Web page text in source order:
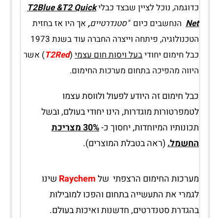
כדוגמה, נוכל לציין שבצד כבליT2Blue &T2 Quick
Net הנחשבים כיום"סטנדרטיים, אך היו אז בחזית
הטכנולוגיה, פיתחה וייצרה החברה עוד בשנת 1973
כבל חימום יחודיבעל ויסות חום עצמי (
T2Red) אשר
היווה מהפיכה בתחום מערכות החימום.
כבל חימום זה היודע לפעול ולווסת עצמו
לטמפרטורות מוגדרות, הינו יחודי בעולם, ובשל
תכונותיו המיוחדות, יחסוך כ-
30% מצריכת
החשמל.(ראה בטבלת המוצרים).
מערכות החימום הרצפתי שלRaychem שינו
לגמרי את התעשייה בתחום והפכו למובילות
בהגדרת סטנדרטים, חדשנות ואיכות בעולם.